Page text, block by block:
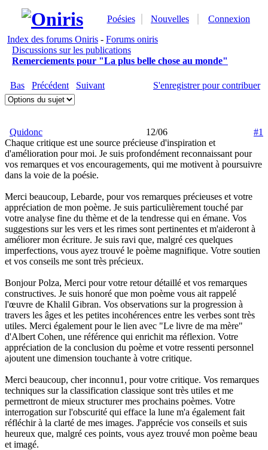
Poésies Nouvelles
Connexion
Index des forums Oniris - Forums oniris
Discussions sur les publications
Remerciements pour "La plus belle chose au monde"
Bas Précédent Suivant S'enregistrer pour contribuer
Quidonc 12/06
#1
Chaque critique est une source précieuse d'inspiration et
d'amélioration pour moi. Je suis profondément reconnaissant pour
vos remarques et vos encouragements, qui me motivent à poursuivre
dans la voie de la poésie.
Merci beaucoup, Lebarde, pour vos remarques précieuses et votre
appréciation de mon poème. Je suis particulièrement touché par
votre analyse fine du thème et de la tendresse qui en émane. Vos
suggestions sur les vers et les rimes sont pertinentes et m'aideront à
améliorer mon écriture. Je suis ravi que, malgré ces quelques
imperfections, vous ayez trouvé le poème magnifique. Votre soutien
et vos conseils me sont très précieux.
Bonjour Polza, Merci pour votre retour détaillé et vos remarques
constructives. Je suis honoré que mon poème vous ait rappelé
l'œuvre de Khalil Gibran. Vos observations sur la progression à
travers les âges et les petites incohérences entre les verbes sont très
utiles. Merci également pour le lien avec "Le livre de ma mère"
d'Albert Cohen, une référence qui enrichit ma réflexion. Votre
appréciation de la conclusion du poème et votre ressenti personnel
ajoutent une dimension touchante à votre critique.
Merci beaucoup, cher inconnu1, pour votre critique. Vos remarques
techniques sur la classification classique sont très utiles et me
permettront de mieux structurer mes prochains poèmes. Votre
interrogation sur l'obscurité qui efface la lune m'a également fait
réfléchir à la clarté de mes images. J'apprécie vos conseils et suis
heureux que, malgré ces points, vous ayez trouvé mon poème beau
et imagé.